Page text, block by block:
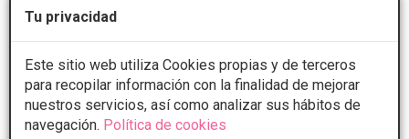
Tu privacidad
Este sitio web utiliza Cookies propias y de terceros
para recopilar información con la finalidad de mejorar
nuestros servicios, así como analizar sus hábitos de
navegación. Política de cookies
Hospital Ceram
5 7 Opiniones
Maestra Doña Carola, 8 - 29602, Marbella VER MAPA
PRIMERA CONSULTA GRATUITA & FINANCIACIÓN A